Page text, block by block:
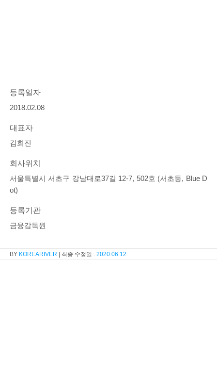
등록일자
2018.02.08
대표자
김희진
회사위치
서울특별시 서초구 강남대로37길 12-7, 502호 (서초동, Blue D
ot)
등록기관
금융감독원
KOREARIVER 2020.06.12